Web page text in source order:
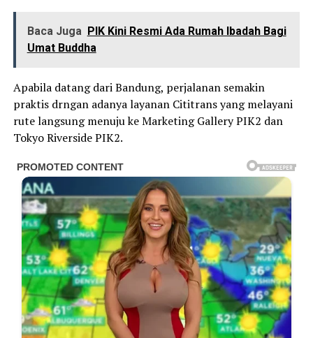
Baca Juga PIK Kini Resmi Ada Rumah Ibadah Bagi
Umat Buddha
Apabila datang dari Bandung, perjalanan semakin
praktis drngan adanya layanan Cititrans yang melayani
rute langsung menuju ke Marketing Gallery PIK2 dan
Tokyo Riverside PIK2.